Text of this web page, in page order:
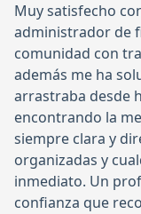
Muy satisfecho
administrador de
comunidad con
además me ha
arrastraba desde
encontrando la
siempre clara y
organizadas y
inmediato. Un
confianza que